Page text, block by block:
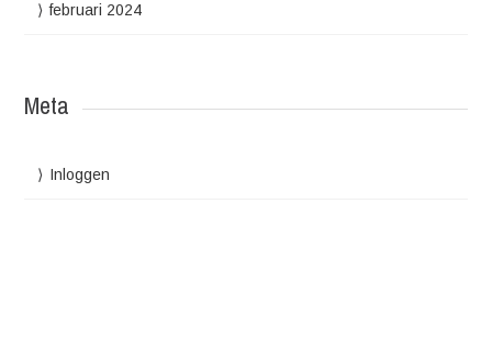
februari 2024
Meta
Inloggen